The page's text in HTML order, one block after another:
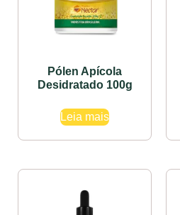
Pólen Apícola
Desidratado 100g
Leia mais